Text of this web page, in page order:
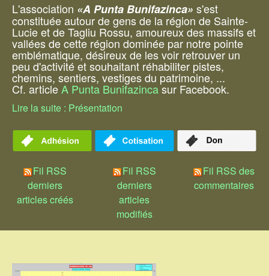
L'association «A Punta Bunifazinca» s'est
constituée autour de gens de la région de Sainte-
Lucie et de Tagliu Rossu, amoureux des massifs et
vallées de cette région dominée par notre pointe
emblématique, désireux de les voir retrouver un
peu d'activité et souhaitant réhabiliter pistes,
chemins, sentiers, vestiges du patrimoine, ...
Cf. articleA Punta Bunifazincasur Facebook.
Lire la suite : Présentation
Fil RSS
derniers
articles créés
Fil RSS
derniers
articles
modifiés
Fil RSS des
commentaires